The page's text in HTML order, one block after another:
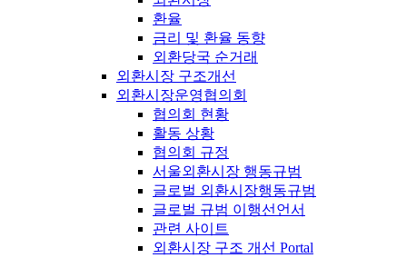
환율
금리 및 환율 동향
외환당국 순거래
외환시장 구조개선
외환시장운영협의회
협의회 현황
활동 상황
협의회 규정
서울외환시장 행동규범
글로벌 외환시장행동규범
글로벌 규범 이행선언서
관련 사이트
외환시장 구조 개선 Portal